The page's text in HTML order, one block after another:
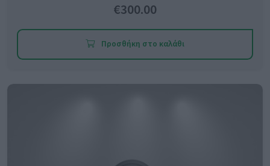
€300.00
Προσθήκη στο καλάθι